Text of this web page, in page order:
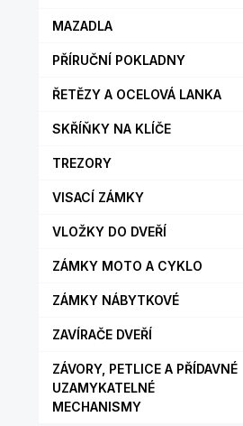
MAZADLA
PŘÍRUČNÍ POKLADNY
ŘETĚZY A OCELOVÁ LANKA
SKŘÍŇKY NA KLÍČE
TREZORY
VISACÍ ZÁMKY
VLOŽKY DO DVEŘÍ
ZÁMKY MOTO A CYKLO
ZÁMKY NÁBYTKOVÉ
ZAVÍRAČE DVEŘÍ
ZÁVORY, PETLICE A PŘÍDAVNÉ
UZAMYKATELNÉ
MECHANISMY